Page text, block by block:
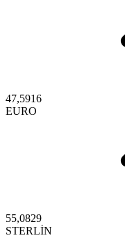
47,5916
EURO
55,0829
STERLİN